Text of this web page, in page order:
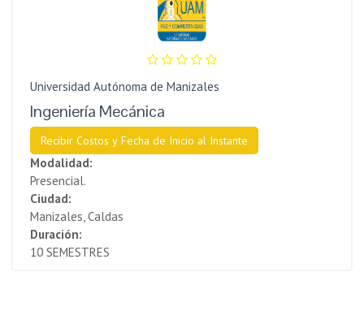
Universidad Autónoma de Manizales
Ingeniería Mecánica
Recibir Costos y Fecha de Inicio al Instante
Modalidad:
Presencial.
Ciudad:
Manizales, Caldas
Duración:
10 SEMESTRES